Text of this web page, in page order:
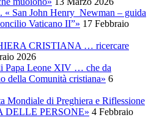
« San John Henry Newman – guida
Vaticano II”» 17 Febbraio
CRISTIANA … ricercare
2026
Papa Leone XIV … che da
della Comunità cristiana» 6
Mondiale di Preghiera e Riflessione
DELLE PERSONE» 4 Febbraio